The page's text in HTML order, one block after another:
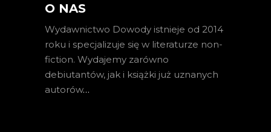
O NAS
Wydawnictwo Dowody istnieje od 2014
roku i specjalizuje się w literaturze non-
fiction. Wydajemy zarówno
debiutantów, jak i książki już uznanych
autorów…